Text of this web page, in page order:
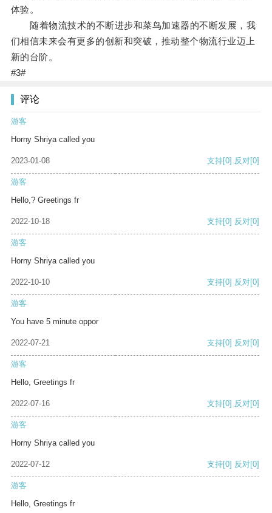
体验。
随着物流技术的不断进步和菜鸟加速器的不断发展，我
们相信未来会有更多的创新和突破，推动整个物流行业迈上
新的台阶。
#3#
评论
游客
Horny Shriya called you
2023-01-08 支持[0] 反对[0]
游客
Hello,? Greetings fr
2022-10-18 支持[0] 反对[0]
游客
Horny Shriya called you
2022-10-10 支持[0] 反对[0]
游客
You have 5 minute oppor
2022-07-21 支持[0] 反对[0]
游客
Hello, Greetings fr
2022-07-16 支持[0] 反对[0]
游客
Horny Shriya called you
2022-07-12 支持[0] 反对[0]
游客
Hello, Greetings fr